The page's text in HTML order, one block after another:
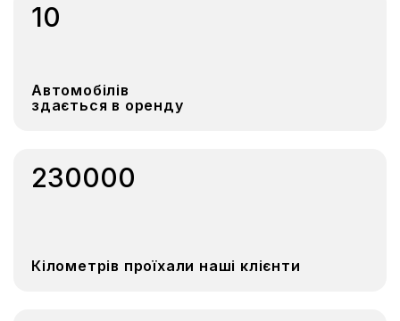
10
Автомобілів
здається в оренду
230000
Кілометрів проїхали наші клієнти